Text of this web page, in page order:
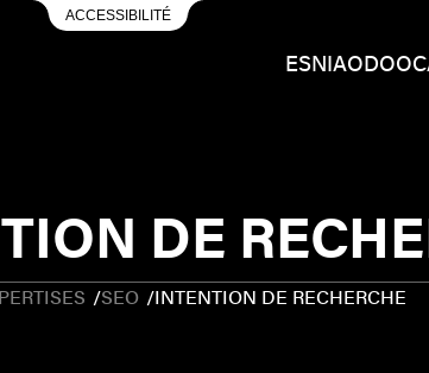
ACCESSIBILITÉ
ESNIAODOO
DE
/SEO /INTENTION DE RECHERCHE